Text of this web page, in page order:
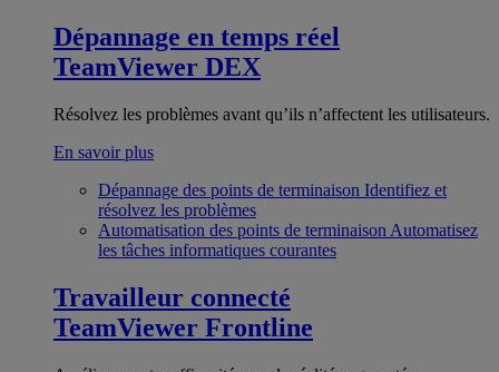
Dépannage en temps réel
TeamViewer DEX
Résolvez les problèmes avant qu’ils n’affectent les utilisateurs.
En savoir plus
Dépannage des points de terminaison Identifiez et
résolvez les problèmes
Automatisation des points de terminaison Automatisez
les tâches informatiques courantes
Travailleur connecté
TeamViewer Frontline